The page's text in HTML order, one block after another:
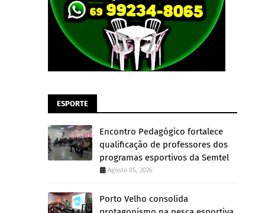
ESPORTE
Encontro Pedagógico fortalece
qualificação de professores dos
programas esportivos da Semtel
Agosto 05, 2026
Porto Velho consolida